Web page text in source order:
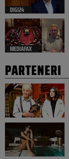
DIGI24
MEDIAFAX
PARTENERI